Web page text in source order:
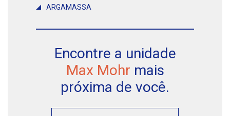
ARGAMASSA
Encontre a unidade
Max Mohr mais
próxima de você.